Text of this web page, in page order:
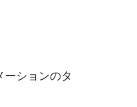
ションのタ